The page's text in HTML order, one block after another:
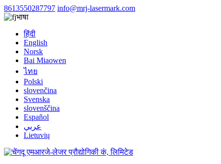
8613550287797 info@mrj-lasermark.com
भाषा
हिंदी
English
Norsk
Bai Miaowen
ไทย
Polski
slovenčina
Svenska
slovenščina
Español
عربي
Lietuvių